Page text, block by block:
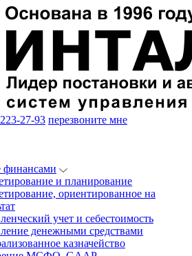
27-93 перезвоните мне
финансами
и планирование
ориентированное на
учет и себестоимость
денежными средствами
казначейство